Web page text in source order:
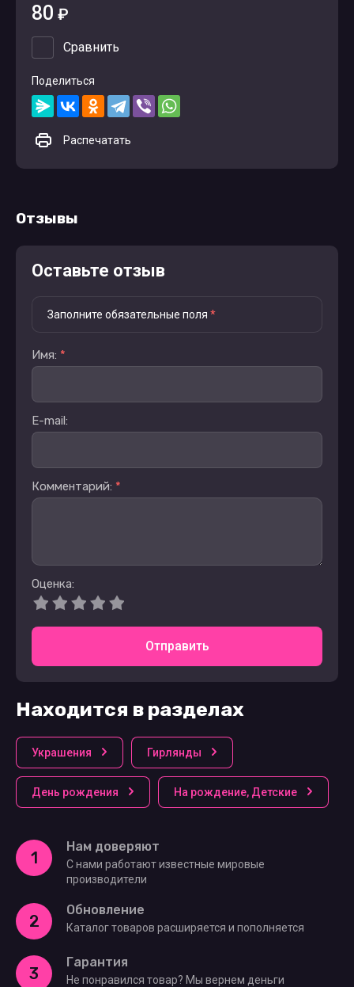
80 ₽
Сравнить
Поделиться
Распечатать
Отзывы
Оставьте отзыв
Заполните обязательные поля *
Имя: *
E-mail:
Комментарий: *
Оценка:
Отправить
Находится в разделах
Украшения Гирлянды
День рождения На рождение, Детские
1
Нам доверяют
С нами работают известные мировые
производители
2
Обновление
Каталог товаров расширяется и пополняется
3
Гарантия
Не понравился товар? Мы вернем деньги